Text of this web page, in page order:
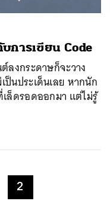
การเขียน Code
ลงกระดาษก็จะวาง
ป็นประเด็นเลย หากนัก
ล็ดรอดออกมา แต่ไม่รู้
2